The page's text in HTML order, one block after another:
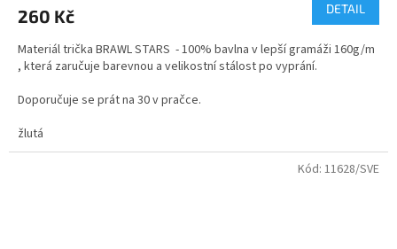
je
z
5
260 Kč DETAIL
Materiál trička BRAWL STARS - 100% bavlna v lepší gramáži 160g/m
, která zaručuje barevnou a velikostní stálost po vyprání.
Doporučuje se prát na 30 v pračce.
velikosti - dětské i dospělé
žlutá
Kód: 11628/SVE